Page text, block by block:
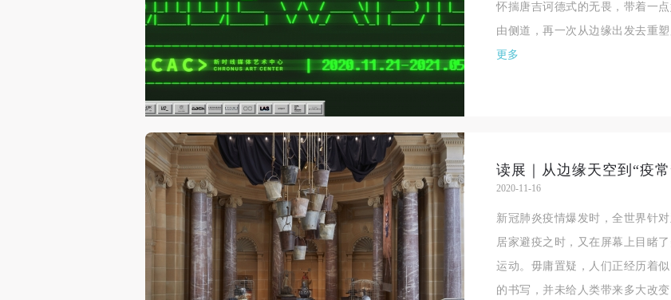
怀揣唐吉诃德式的无畏，带着一
由侧道，再一次从边缘出发去重
更多
读展｜从边缘天空到“疫
2020-11-16
新冠肺炎疫情爆发时，全世界针
居家避疫之时，又在屏幕上目睹
运动。毋庸置疑，人们正经历着
的书写，并未给人类带来多大改